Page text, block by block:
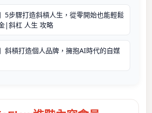
5步驟打造斜槓人生，從零開始也能輕鬆
|斜杠 人生 攻略
斜槓打造個人品牌，擁抱AI時代的自媒